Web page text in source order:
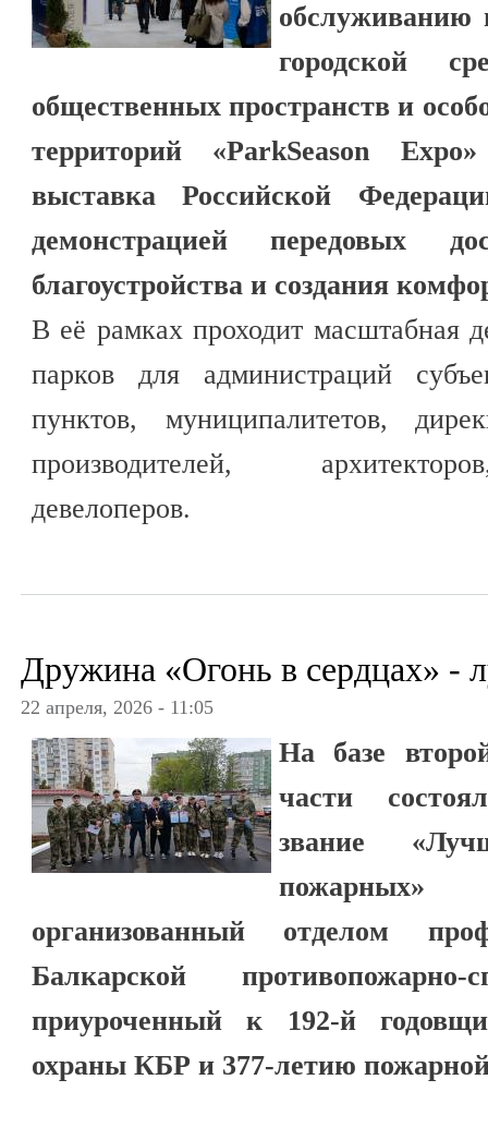
обслуживанию
городской
общественных пространств и
территорий «ParkSeason
выставка Российской
демонстрацией передовых
благоустройства и создания
В её рамках проходит масштабная
парков для администраций
пунктов, муниципалитетов,
производителей,
девелоперов.
Дружина «Огонь в сердцах» -
22 апреля, 2026 - 11:05
На базе
части
звание
организованный отделом
Балкарской противопожарно-
приуроченный к 192-й
охраны КБР и 377-летию